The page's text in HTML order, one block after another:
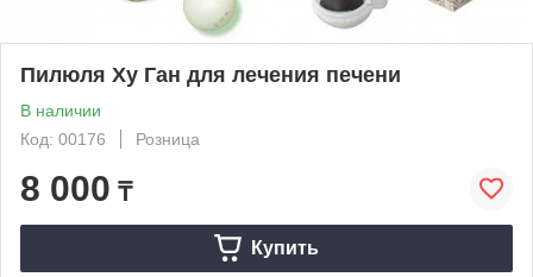
Пилюля Ху Ган для лечения печени
В наличии
Код: 00176
Розница
8 000 ₸
Купить